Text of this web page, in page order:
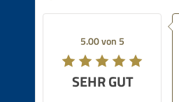
5.00 von 5
SEHR GUT